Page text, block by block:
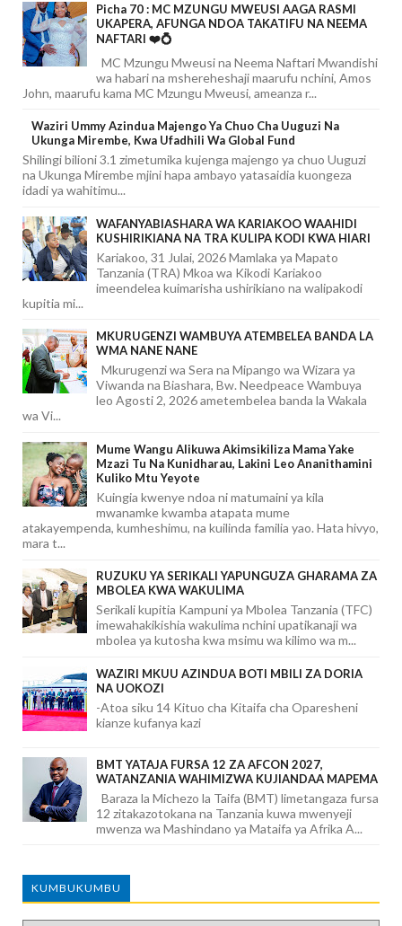
Picha 70 : MC MZUNGU MWEUSI AAGA RASMI
UKAPERA, AFUNGA NDOA TAKATIFU NA NEEMA
NAFTARI ❤️💍
MC Mzungu Mweusi na Neema Naftari Mwandishi
wa habari na mshereheshaji maarufu nchini, Amos
John, maarufu kama MC Mzungu Mweusi, ameanza r...
Waziri Ummy Azindua Majengo Ya Chuo Cha Uuguzi Na
Ukunga Mirembe, Kwa Ufadhili Wa Global Fund
Shilingi bilioni 3.1 zimetumika kujenga majengo ya chuo Uuguzi
na Ukunga Mirembe mjini hapa ambayo yatasaidia kuongeza
idadi ya wahitimu...
WAFANYABIASHARA WA KARIAKOO WAAHIDI
KUSHIRIKIANA NA TRA KULIPA KODI KWA HIARI
Kariakoo, 31 Julai, 2026 Mamlaka ya Mapato
Tanzania (TRA) Mkoa wa Kikodi Kariakoo
imeendelea kuimarisha ushirikiano na walipakodi
kupitia mi...
MKURUGENZI WAMBUYA ATEMBELEA BANDA LA
WMA NANE NANE
Mkurugenzi wa Sera na Mipango wa Wizara ya
Viwanda na Biashara, Bw. Needpeace Wambuya
leo Agosti 2, 2026 ametembelea banda la Wakala
wa Vi...
Mume Wangu Alikuwa Akimsikiliza Mama Yake
Mzazi Tu Na Kunidharau, Lakini Leo Ananithamini
Kuliko Mtu Yeyote
Kuingia kwenye ndoa ni matumaini ya kila
mwanamke kwamba atapata mume
atakayempenda, kumheshimu, na kuilinda familia yao. Hata hivyo,
mara t...
RUZUKU YA SERIKALI YAPUNGUZA GHARAMA ZA
MBOLEA KWA WAKULIMA
Serikali kupitia Kampuni ya Mbolea Tanzania (TFC)
imewahakikishia wakulima nchini upatikanaji wa
mbolea ya kutosha kwa msimu wa kilimo wa m...
WAZIRI MKUU AZINDUA BOTI MBILI ZA DORIA
NA UOKOZI
-Atoa siku 14 Kituo cha Kitaifa cha Oparesheni
kianze kufanya kazi
BMT YATAJA FURSA 12 ZA AFCON 2027,
WATANZANIA WAHIMIZWA KUJIANDAA MAPEMA
Baraza la Michezo la Taifa (BMT) limetangaza fursa
12 zitakazotokana na Tanzania kuwa mwenyeji
mwenza wa Mashindano ya Mataifa ya Afrika A...
KUMBUKUMBU